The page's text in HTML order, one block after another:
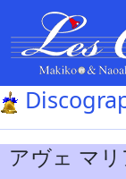
アヴェ マ